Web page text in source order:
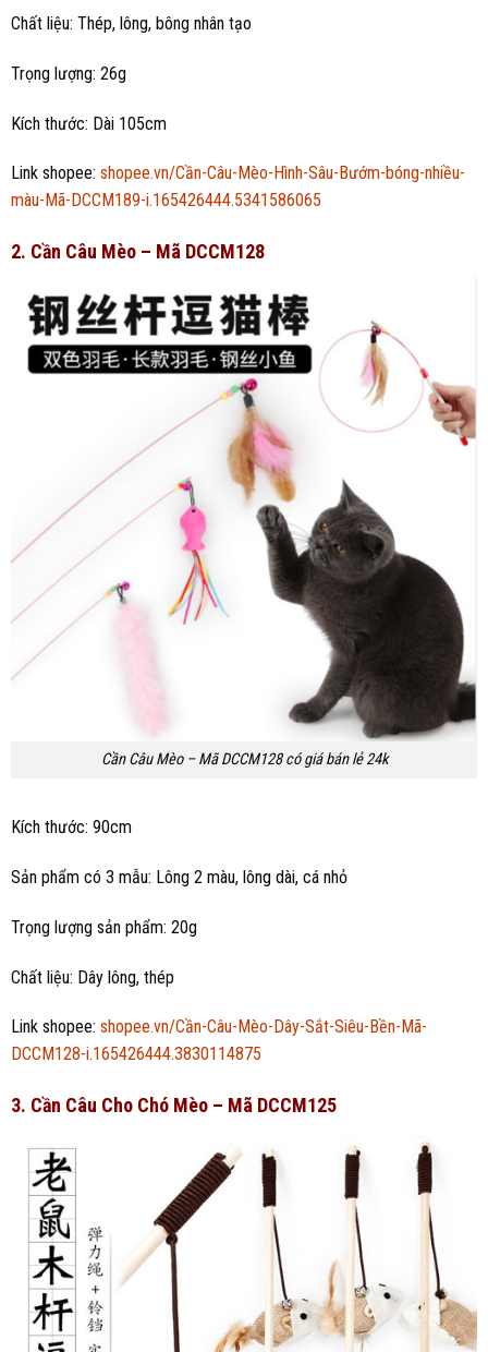
Chất liệu: Thép, lông, bông nhân tạo
Trọng lượng: 26g
Kích thước: Dài 105cm
Link shopee: shopee.vn/Cần-Câu-Mèo-Hình-Sâu-Bướm-bóng-nhiều-
màu-Mã-DCCM189-i.165426444.5341586065
2. Cần Câu Mèo – Mã DCCM128
Cần Câu Mèo – Mã DCCM128 có giá bán lẻ 24k
Kích thước: 90cm
Sản phẩm có 3 mẫu: Lông 2 màu, lông dài, cá nhỏ
Trọng lượng sản phẩm: 20g
Chất liệu: Dây lông, thép
Link shopee: shopee.vn/Cần-Câu-Mèo-Dây-Sắt-Siêu-Bền-Mã-
DCCM128-i.165426444.3830114875
3. Cần Câu Cho Chó Mèo – Mã DCCM125